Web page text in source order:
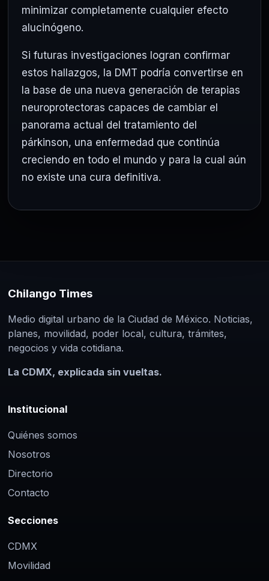
minimizar completamente cualquier efecto
alucinógeno.
Si futuras investigaciones logran confirmar
estos hallazgos, la DMT podría convertirse en
la base de una nueva generación de terapias
neuroprotectoras capaces de cambiar el
panorama actual del tratamiento del
párkinson, una enfermedad que continúa
creciendo en todo el mundo y para la cual aún
no existe una cura definitiva.
Chilango Times
Medio digital urbano de la Ciudad de México. Noticias,
planes, movilidad, poder local, cultura, trámites,
negocios y vida cotidiana.
La CDMX, explicada sin vueltas.
Institucional
Quiénes somos
Nosotros
Directorio
Contacto
Secciones
CDMX
Movilidad